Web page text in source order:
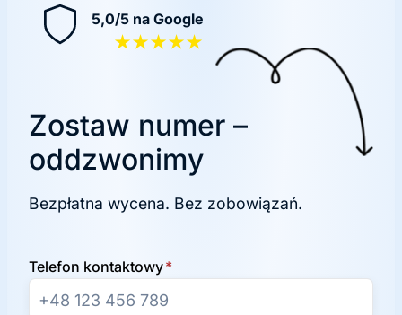
5,0/5 na Google
★★★★★
Zostaw numer –
oddzwonimy
Bezpłatna wycena. Bez zobowiązań.
Telefon kontaktowy*